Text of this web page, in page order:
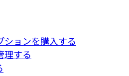
ションを購入する
理する